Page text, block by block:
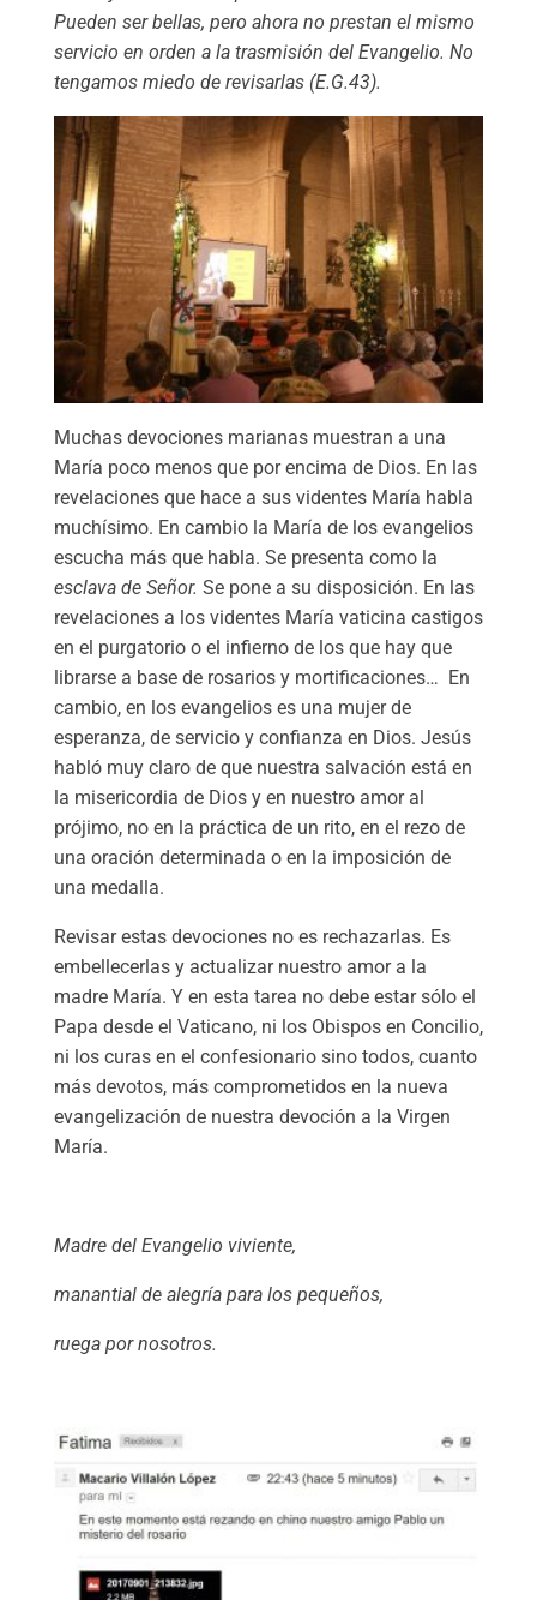
Pueden ser bellas, pero ahora no prestan el mismo
servicio en orden a la trasmisión del Evangelio. No
tengamos miedo de revisarlas (E.G.43).
Muchas devociones marianas muestran a una
María poco menos que por encima de Dios. En las
revelaciones que hace a sus videntes María habla
muchísimo. En cambio la María de los evangelios
escucha más que habla. Se presenta como la
esclava de Señor. Se pone a su disposición. En las
revelaciones a los videntes María vaticina castigos
en el purgatorio o el infierno de los que hay que
librarse a base de rosarios y mortificaciones… En
cambio, en los evangelios es una mujer de
esperanza, de servicio y confianza en Dios. Jesús
habló muy claro de que nuestra salvación está en
la misericordia de Dios y en nuestro amor al
prójimo, no en la práctica de un rito, en el rezo de
una oración determinada o en la imposición de
una medalla.
Revisar estas devociones no es rechazarlas. Es
embellecerlas y actualizar nuestro amor a la
madre María. Y en esta tarea no debe estar sólo el
Papa desde el Vaticano, ni los Obispos en Concilio,
ni los curas en el confesionario sino todos, cuanto
más devotos, más comprometidos en la nueva
evangelización de nuestra devoción a la Virgen
María.
Madre del Evangelio viviente,
manantial de alegría para los pequeños,
ruega por nosotros.